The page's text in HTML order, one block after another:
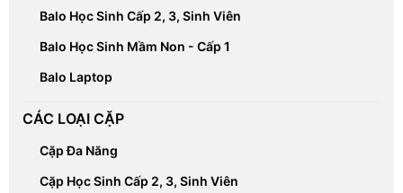
Balo Học Sinh Cấp 2, 3, Sinh Viên
Balo Học Sinh Mầm Non - Cấp 1
Balo Laptop
CÁC LOẠI CẶP
Cặp Đa Năng
Cặp Học Sinh Cấp 2, 3, Sinh Viên